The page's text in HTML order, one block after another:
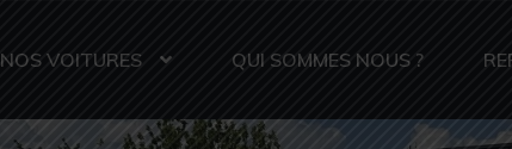
NOS VOITURES QUI SOMMES NOUS ?